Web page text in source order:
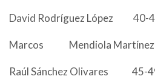
David Rodríguez López 40-
Marcos Mendiola
Raúl Sánchez Olivares 45-